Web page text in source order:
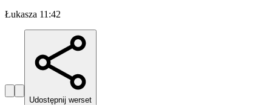
Łukasza 11:42
Udostępnij werset